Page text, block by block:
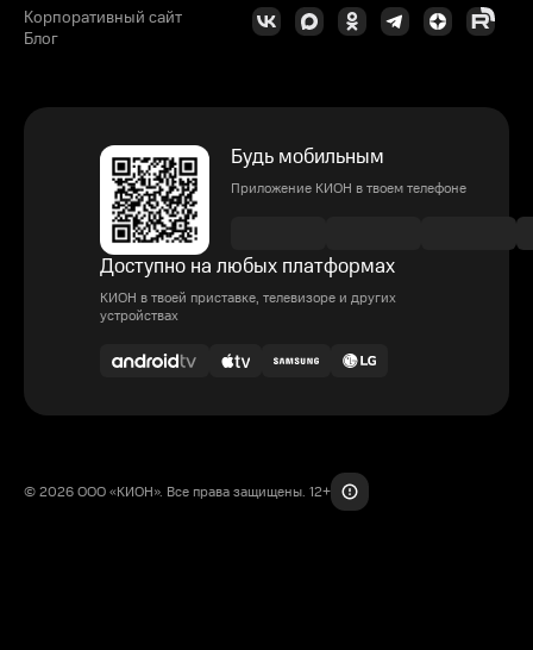
Корпоративный сайт
Блог
Будь мобильным
Приложение КИОН в твоем телефоне
Доступно на любых платформах
КИОН в твоей приставке, телевизоре и других
устройствах
© 2026 ООО «КИОН». Все права защищены. 12+